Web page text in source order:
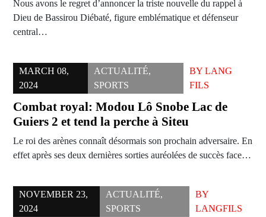
Nous avons le regret d’annoncer la triste nouvelle du rappel à
Dieu de Bassirou Diébaté, figure emblématique et défenseur
central…
MARCH 08,
2024
ACTUALITÉ,
SPORTS
BYLANG
FILS
Combat royal: Modou Lô Snobe Lac de
Guiers 2 et tend la perche à Siteu
Le roi des arènes connaît désormais son prochain adversaire. En
effet après ses deux dernières sorties auréolées de succès face…
NOVEMBER 23,
2024
ACTUALITÉ,
SPORTS
BY
LANGFILS